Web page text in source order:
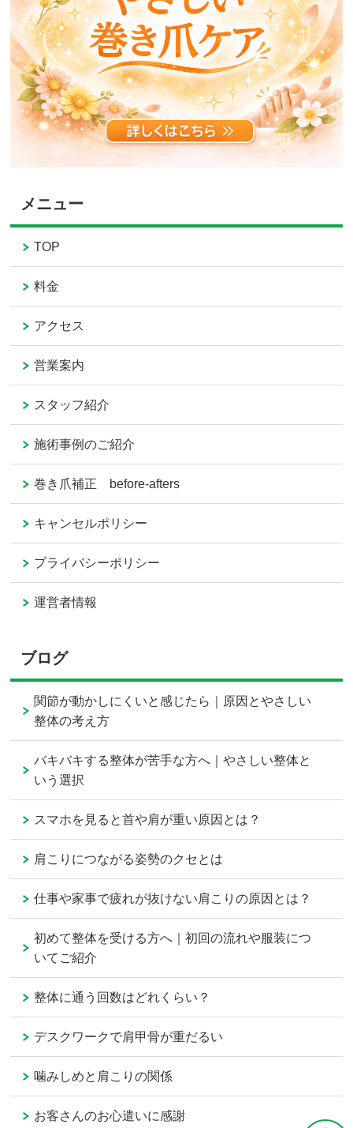
メニュー
TOP
料金
アクセス
営業案内
スタッフ紹介
施術事例のご紹介
巻き爪補正 before-afters
キャンセルポリシー
プライバシーポリシー
運営者情報
ブログ
関節が動かしにくいと感じたら｜原因とやさしい
整体の考え方
バキバキする整体が苦手な方へ｜やさしい整体と
いう選択
スマホを見ると首や肩が重い原因とは？
肩こりにつながる姿勢のクセとは
仕事や家事で疲れが抜けない肩こりの原因とは？
初めて整体を受ける方へ｜初回の流れや服装につ
いてご紹介
整体に通う回数はどれくらい？
デスクワークで肩甲骨が重だるい
噛みしめと肩こりの関係
お客さんのお心遣いに感謝